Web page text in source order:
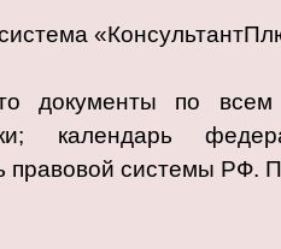
документы по
календарь
правовой системы РФ.